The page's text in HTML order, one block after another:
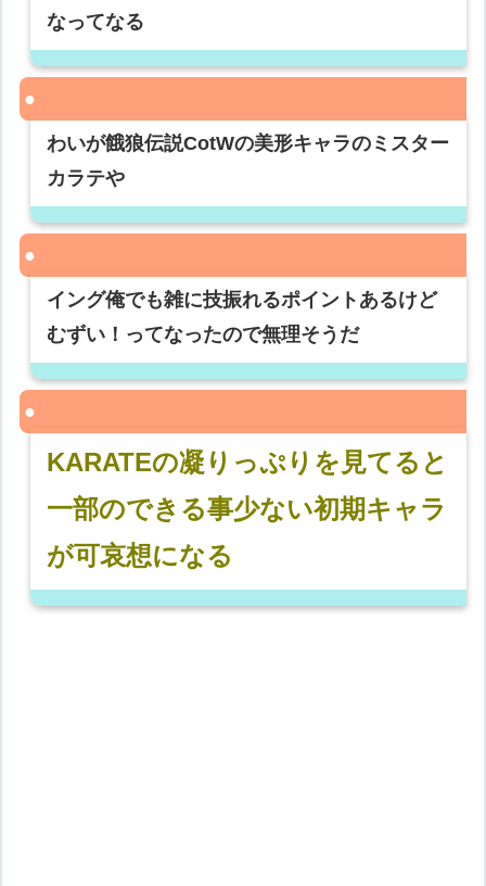
なってなる
わいが餓狼伝説CotWの美形キャラのミスター
カラテや
イング俺でも雑に技振れるポイントあるけど
むずい！ってなったので無理そうだ
KARATEの凝りっぷりを見てると
一部のできる事少ない初期キャラ
が可哀想になる